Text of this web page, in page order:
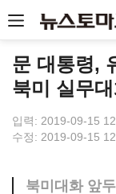
문 대통령,
북미 실무
입력: 2019-09-15
수정: 2019-09-15
북미대화 앞